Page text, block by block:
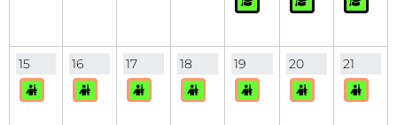
15 16 17 18 19 20 21